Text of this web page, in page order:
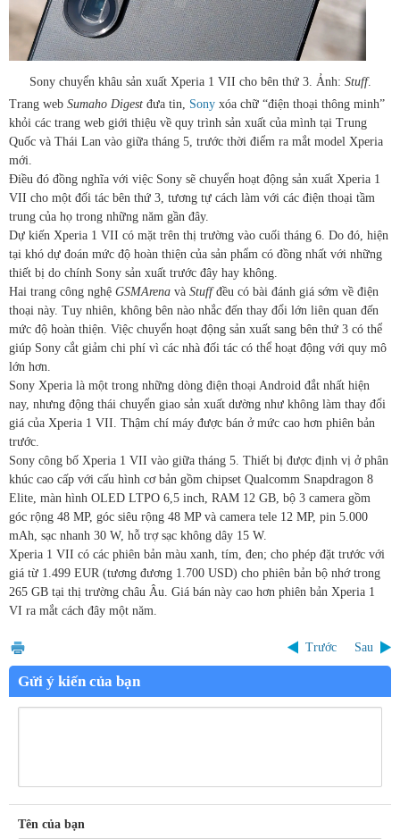
Sony chuyển khâu sản xuất Xperia 1 VII cho bên thứ 3. Ảnh: Stuff.
Trang web Sumaho Digest đưa tin, Sony xóa chữ “điện thoại thông minh”
khỏi các trang web giới thiệu về quy trình sản xuất của mình tại Trung
Quốc và Thái Lan vào giữa tháng 5, trước thời điểm ra mắt model Xperia
mới.
Điều đó đồng nghĩa với việc Sony sẽ chuyển hoạt động sản xuất Xperia 1
VII cho một đối tác bên thứ 3, tương tự cách làm với các điện thoại tầm
trung của họ trong những năm gần đây.
Dự kiến Xperia 1 VII có mặt trên thị trường vào cuối tháng 6. Do đó, hiện
tại khó dự đoán mức độ hoàn thiện của sản phẩm có đồng nhất với những
thiết bị do chính Sony sản xuất trước đây hay không.
Hai trang công nghệ GSMArena và Stuffđều có bài đánh giá sớm về điện
thoại này. Tuy nhiên, không bên nào nhắc đến thay đổi lớn liên quan đến
mức độ hoàn thiện. Việc chuyển hoạt động sản xuất sang bên thứ 3 có thể
giúp Sony cắt giảm chi phí vì các nhà đối tác có thể hoạt động với quy mô
lớn hơn.
Sony Xperia là một trong những dòng điện thoại Android đắt nhất hiện
nay, nhưng động thái chuyển giao sản xuất dường như không làm thay đổi
giá của Xperia 1 VII. Thậm chí máy được bán ở mức cao hơn phiên bản
trước.
Sony công bố Xperia 1 VII vào giữa tháng 5. Thiết bị được định vị ở phân
khúc cao cấp với cấu hình cơ bản gồm chipset Qualcomm Snapdragon 8
Elite, màn hình OLED LTPO 6,5 inch, RAM 12 GB, bộ 3 camera gồm
góc rộng 48 MP, góc siêu rộng 48 MP và camera tele 12 MP, pin 5.000
mAh, sạc nhanh 30 W, hỗ trợ sạc không dây 15 W.
Xperia 1 VII có các phiên bản màu xanh, tím, đen; cho phép đặt trước với
giá từ 1.499 EUR (tương đương 1.700 USD) cho phiên bản bộ nhớ trong
265 GB tại thị trường châu Âu. Giá bán này cao hơn phiên bản Xperia 1
VI ra mắt cách đây một năm.
Trước Sau
Gửi ý kiến của bạn
Tên của bạn